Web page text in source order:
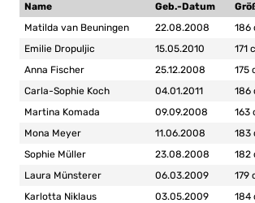
Name Geb.-Datum
Matilda van Beuningen
22.08.2008 186
Emilie Dropuljic
15.05.2010 171
Anna Fischer
25.12.2008 175
Carla-Sophie Koch
04.01.2011 186
Martina Komada
09.09.2008 163
Mona Meyer
11.06.2008 183
Sophie Müller
23.08.2008 182
Laura Münsterer
06.03.2009 179
Karlotta Niklaus
03.05.2009 184